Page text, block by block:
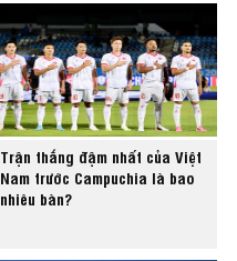
Trận thắng đậm nhất của Việt
Nam trước Campuchia là bao
nhiêu bàn?